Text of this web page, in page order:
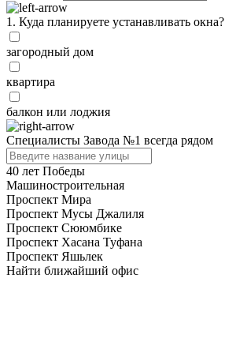
1. Куда планируете устанавливать окна?
загородный дом
квартира
балкон или лоджия
Специалисты Завода №1 всегда рядом
40 лет Победы
Машиностроительная
Проспект Мира
Проспект Мусы Джалиля
Проспект Сююмбике
Проспект Хасана Туфана
Проспект Яшьлек
Найти ближайший офис